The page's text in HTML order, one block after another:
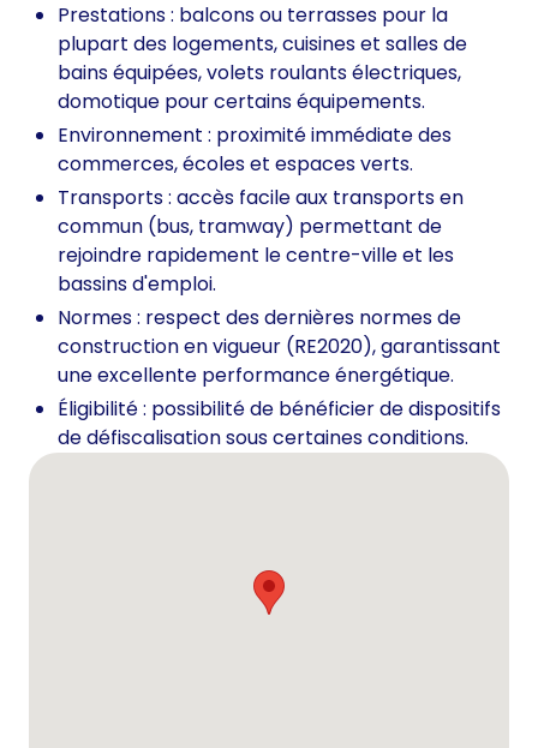
Prestations : balcons ou terrasses pour la
plupart des logements, cuisines et salles de
bains équipées, volets roulants électriques,
domotique pour certains équipements.
Environnement : proximité immédiate des
commerces, écoles et espaces verts.
Transports : accès facile aux transports en
commun (bus, tramway) permettant de
rejoindre rapidement le centre-ville et les
bassins d'emploi.
Normes : respect des dernières normes de
construction en vigueur (RE2020), garantissant
une excellente performance énergétique.
Éligibilité : possibilité de bénéficier de dispositifs
de défiscalisation sous certaines conditions.